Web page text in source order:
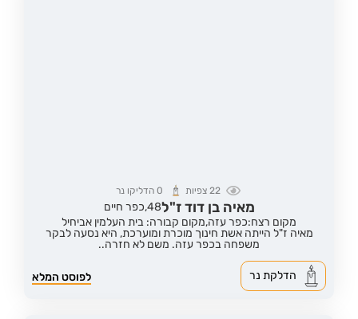
22 צפיות 0הדליקו נר
מאיה בן דוד ז"ל48, כפר חיים
מקום רצח:כפר עזה,מקום קבורה: בית העלמין אביחיל
מאיה ז"ל הייתה אשת חינוך מוכרת ומוערכת, היא נסעה לבקר
משפחה בכפר עזה. משם לא חזרה..
לפוסט המלא הדלקת נר